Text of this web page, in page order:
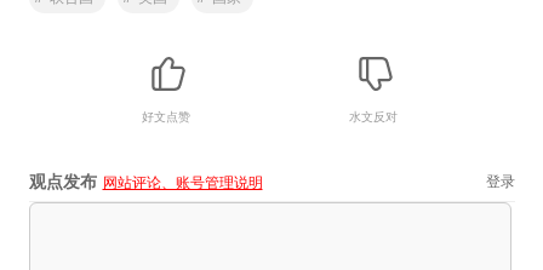
好文点赞 水文反对
观点发布 网站评论、账号管理说明 登录